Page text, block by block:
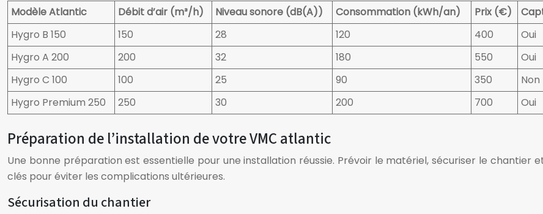
Modèle Atlantic Débit d’air (m³/h) Niveau sonore (dB(A)) Consommation (kWh/an) Prix (€)
Hygro B 150
150 28 120 400 Oui
Hygro A 200
200 32 180 550 Oui
Hygro C 100
100 25 90 350 Non
Hygro Premium 250
250 30 200 700 Oui
Préparation de l’installation de votre VMC atlantic
Une bonne préparation est essentielle pour une installation réussie. Prévoir le matériel, sécuriser le chantier
clés pour éviter les complications ultérieures.
Sécurisation du chantier